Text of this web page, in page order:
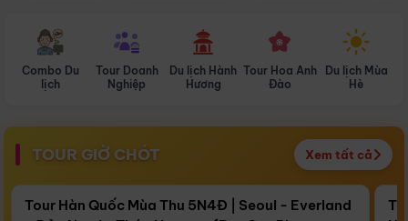
Combo Du
lịch
Tour Doanh
Nghiệp
Du lịch Hành
Hương
Tour Hoa Anh
Đào
Du lịch Mùa
Hè
TOUR GIỜ CHÓT Xem tất cả
Còn16 ngày 07:51:57
Điểm nổi bật
Tour Hàn Quốc Mùa Thu 5N4Đ | Seoul - Everland